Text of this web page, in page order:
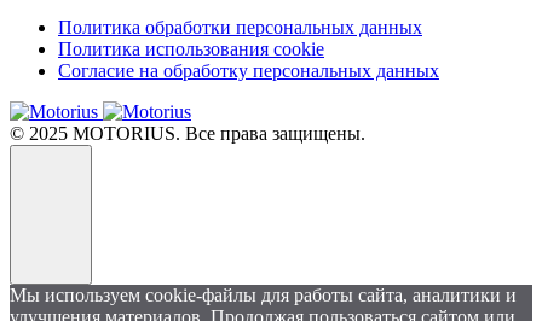
Политика обработки персональных данных
Политика использования cookie
Согласие на обработку персональных данных
© 2025 MOTORIUS. Все права защищены.
Мы используем cookie-файлы для работы сайта, аналитики и
улучшения материалов. Продолжая пользоваться сайтом или